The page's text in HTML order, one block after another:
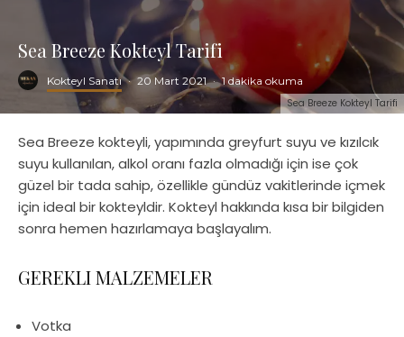
Sea Breeze Kokteyl Tarifi
Sea Breeze Kokteyl Tarifi
Kokteyl Sanatı · 20 Mart 2021 · 1 dakika okuma
Sea Breeze kokteyli, yapımında greyfurt suyu ve kızılcık
suyu kullanılan, alkol oranı fazla olmadığı için ise çok
güzel bir tada sahip, özellikle gündüz vakitlerinde içmek
için ideal bir kokteyldir. Kokteyl hakkında kısa bir bilgiden
sonra hemen hazırlamaya başlayalım.
GEREKLI MALZEMELER
Votka